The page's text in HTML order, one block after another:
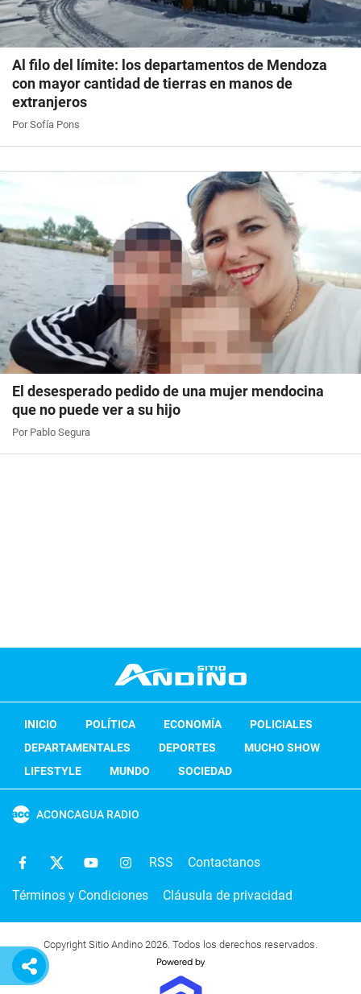
Al filo del límite: los departamentos de Mendoza
con mayor cantidad de tierras en manos de
extranjeros
Por Sofía Pons
El desesperado pedido de una mujer mendocina
que no puede ver a su hijo
Por Pablo Segura
INICIO POLÍTICA ECONOMÍA
POLICIALES
DEPARTAMENTALES
DEPORTES
MUCHO SHOW
LIFESTYLE
MUNDO SOCIEDAD
ACONCAGUA RADIO
RSS Contactanos
Términos y Condiciones Cláusula de privacidad
Copyright Sitio Andino 2026. Todos los derechos reservados.